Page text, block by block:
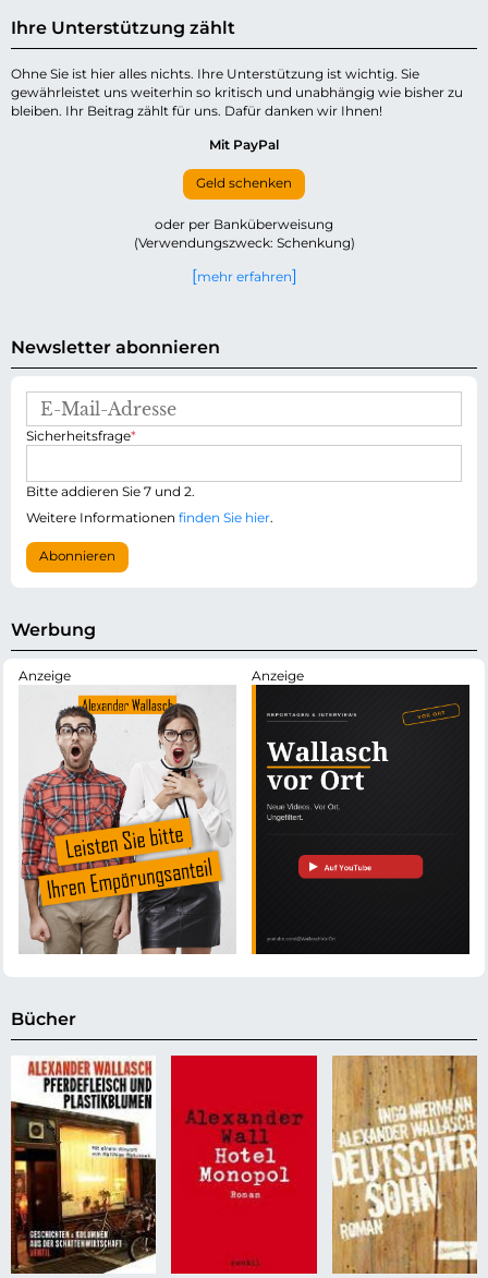
Ihre Unterstützung zählt
Ohne Sie ist hier alles nichts. Ihre Unterstützung ist wichtig. Sie
gewährleistet uns weiterhin so kritisch und unabhängig wie bisher zu
bleiben. Ihr Beitrag zählt für uns. Dafür danken wir Ihnen!
Mit PayPal
Geld schenken
oder per Banküberweisung
(Verwendungszweck: Schenkung)
mehr erfahren
Newsletter abonnieren
M
l
-
d
r
s
e
P
i
h
t
f
d
Sicherheitsfrage*
Bitte addieren Sie 7 und 2.
Weitere Informationen finden Sie hier.
Abonnieren
Werbung
Bücher